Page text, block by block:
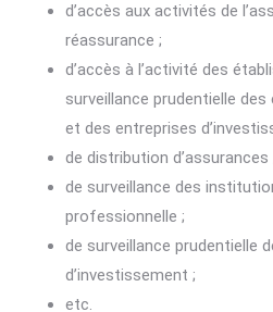
d’accès aux activités de
réassurance ;
d’accès à l’activité des
surveillance prudentielle
et des entreprises
de distribution d’assurances
de surveillance des
professionnelle ;
de surveillance prudentielle
d’investissement ;
etc.